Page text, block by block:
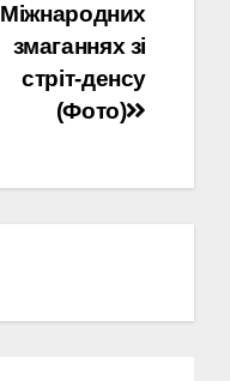
Міжнародних
змаганнях зі
стріт-денсу
(Фото)